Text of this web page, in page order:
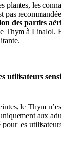
plantes, les
pas
des parties
Thym à Linalol.
utilisateurs
le Thym
aux
pour les